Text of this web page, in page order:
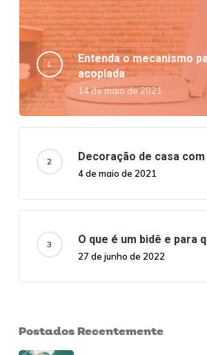
Entenda o mecanismo
acoplada
14 de maio de 2021
Decoração de casa
4 de maio de 2021
O que é um bidê e para
27 de junho de 2022
Postados Recentemente